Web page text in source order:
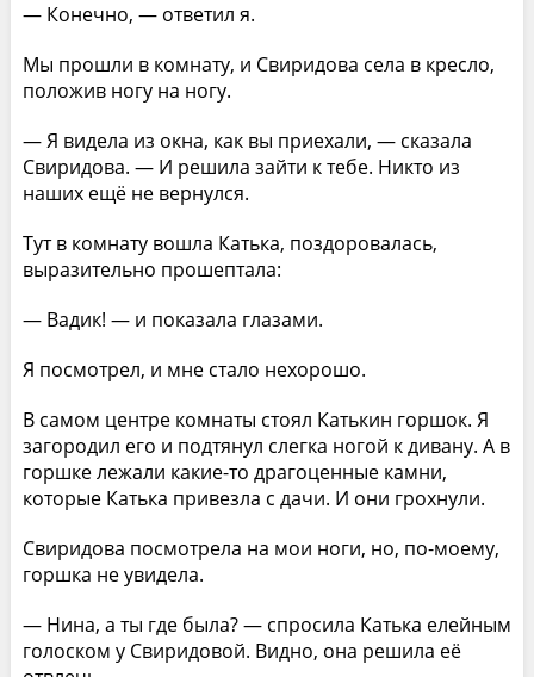
— Конечно, — ответил я.
Мы прошли в комнату, и Свиридова села в кресло,
положив ногу на ногу.
— Я видела из окна, как вы приехали, — сказала
Свиридова. — И решила зайти к тебе. Никто из
наших ещё не вернулся.
Тут в комнату вошла Катька, поздоровалась,
выразительно прошептала:
— Вадик! — и показала глазами.
Я посмотрел, и мне стало нехорошо.
В самом центре комнаты стоял Катькин горшок. Я
загородил его и подтянул слегка ногой к дивану. А в
горшке лежали какие-то драгоценные камни,
которые Катька привезла с дачи. И они грохнули.
Свиридова посмотрела на мои ноги, но, по-моему,
горшка не увидела.
— Нина, а ты где была? — спросила Катька елейным
голоском у Свиридовой. Видно, она решила её